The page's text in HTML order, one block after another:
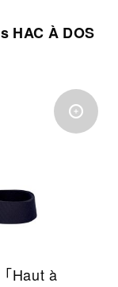
HAC À DOS
Haut à